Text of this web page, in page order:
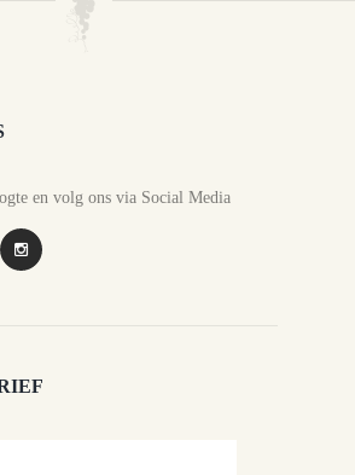
en volg ons via Social Media